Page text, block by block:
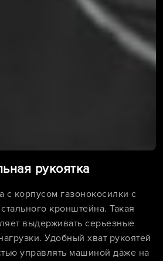
рукоятка
с корпусом газонокосилки с
кронштейна. Такая
выдерживать серьезные
Удобный хват рукоятей
управлять машиной даже на